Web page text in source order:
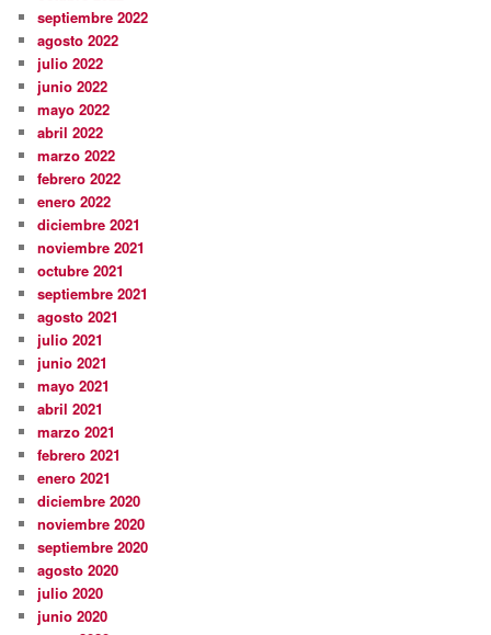
septiembre 2022
agosto 2022
julio 2022
junio 2022
mayo 2022
abril 2022
marzo 2022
febrero 2022
enero 2022
diciembre 2021
noviembre 2021
octubre 2021
septiembre 2021
agosto 2021
julio 2021
junio 2021
mayo 2021
abril 2021
marzo 2021
febrero 2021
enero 2021
diciembre 2020
noviembre 2020
septiembre 2020
agosto 2020
julio 2020
junio 2020